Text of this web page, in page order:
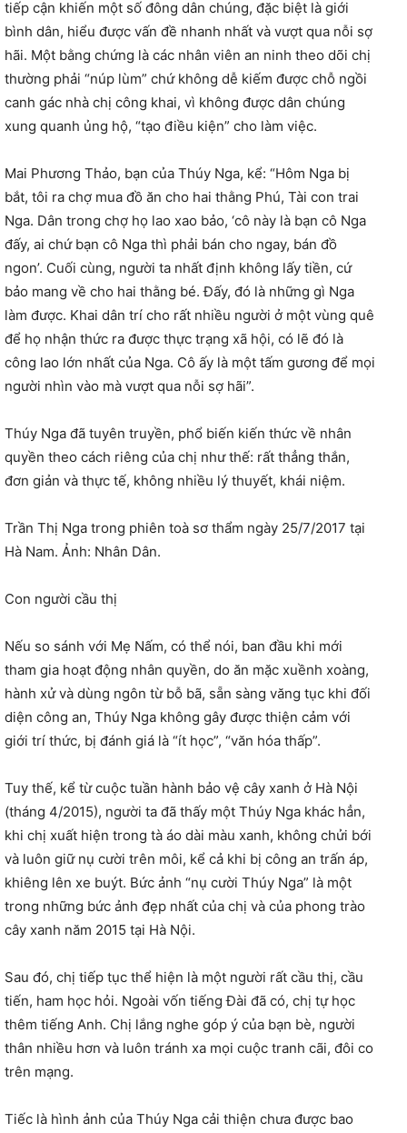
tiếp cận khiến một số đông dân chúng, đặc biệt là giới
bình dân, hiểu được vấn đề nhanh nhất và vượt qua nỗi sợ
hãi. Một bằng chứng là các nhân viên an ninh theo dõi chị
thường phải “núp lùm” chứ không dễ kiếm được chỗ ngồi
canh gác nhà chị công khai, vì không được dân chúng
xung quanh ủng hộ, “tạo điều kiện” cho làm việc.
Mai Phương Thảo, bạn của Thúy Nga, kể: “Hôm Nga bị
bắt, tôi ra chợ mua đồ ăn cho hai thằng Phú, Tài con trai
Nga. Dân trong chợ họ lao xao bảo, ‘cô này là bạn cô Nga
đấy, ai chứ bạn cô Nga thì phải bán cho ngay, bán đồ
ngon’. Cuối cùng, người ta nhất định không lấy tiền, cứ
bảo mang về cho hai thằng bé. Đấy, đó là những gì Nga
làm được. Khai dân trí cho rất nhiều người ở một vùng quê
để họ nhận thức ra được thực trạng xã hội, có lẽ đó là
công lao lớn nhất của Nga. Cô ấy là một tấm gương để mọi
người nhìn vào mà vượt qua nỗi sợ hãi”.
Thúy Nga đã tuyên truyền, phổ biến kiến thức về nhân
quyền theo cách riêng của chị như thế: rất thẳng thắn,
đơn giản và thực tế, không nhiều lý thuyết, khái niệm.
Trần Thị Nga trong phiên toà sơ thẩm ngày 25/7/2017 tại
Hà Nam. Ảnh: Nhân Dân.
Con người cầu thị
Nếu so sánh với Mẹ Nấm, có thể nói, ban đầu khi mới
tham gia hoạt động nhân quyền, do ăn mặc xuềnh xoàng,
hành xử và dùng ngôn từ bỗ bã, sẵn sàng văng tục khi đối
diện công an, Thúy Nga không gây được thiện cảm với
giới trí thức, bị đánh giá là “ít học”, “văn hóa thấp”.
Tuy thế, kể từ cuộc tuần hành bảo vệ cây xanh ở Hà Nội
(tháng 4/2015), người ta đã thấy một Thúy Nga khác hẳn,
khi chị xuất hiện trong tà áo dài màu xanh, không chửi bới
và luôn giữ nụ cười trên môi, kể cả khi bị công an trấn áp,
khiêng lên xe buýt. Bức ảnh “nụ cười Thúy Nga” là một
trong những bức ảnh đẹp nhất của chị và của phong trào
cây xanh năm 2015 tại Hà Nội.
Sau đó, chị tiếp tục thể hiện là một người rất cầu thị, cầu
tiến, ham học hỏi. Ngoài vốn tiếng Đài đã có, chị tự học
thêm tiếng Anh. Chị lắng nghe góp ý của bạn bè, người
thân nhiều hơn và luôn tránh xa mọi cuộc tranh cãi, đôi co
trên mạng.
Tiếc là hình ảnh của Thúy Nga cải thiện chưa được bao